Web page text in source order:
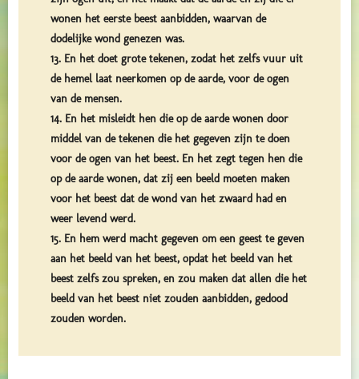
wonen het eerste beest aanbidden, waarvan de
dodelijke wond genezen was.
13. En het doet grote tekenen, zodat het zelfs vuur uit
de hemel laat neerkomen op de aarde, voor de ogen
van de mensen.
14. En het misleidt hen die op de aarde wonen door
middel van de tekenen die het gegeven zijn te doen
voor de ogen van het beest. En het zegt tegen hen die
op de aarde wonen, dat zij een beeld moeten maken
voor het beest dat de wond van het zwaard had en
weer levend werd.
15. En hem werd macht gegeven om een geest te geven
aan het beeld van het beest, opdat het beeld van het
beest zelfs zou spreken, en zou maken dat allen die het
beeld van het beest niet zouden aanbidden, gedood
zouden worden.